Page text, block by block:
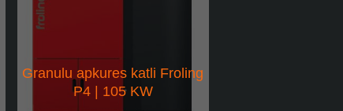
Granulu apkures katli Froling
P4 | 105 KW